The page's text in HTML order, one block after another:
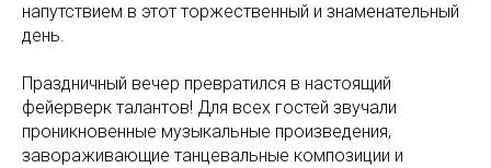
напутствием в этот торжественный и знаменательный
день.
Праздничный вечер превратился в настоящий
фейерверк талантов! Для всех гостей звучали
проникновенные музыкальные произведения,
завораживающие танцевальные композиции и